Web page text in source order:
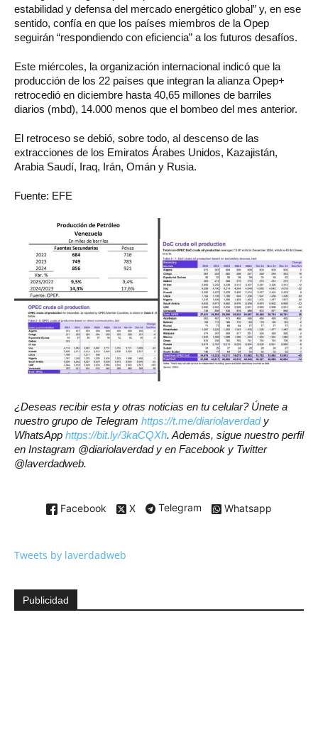
estabilidad y defensa del mercado energético global” y, en ese
sentido, confía en que los países miembros de la Opep
seguirán “respondiendo con eficiencia” a los futuros desafíos.
Este miércoles, la organización internacional indicó que la
producción de los 22 países que integran la alianza Opep+
retrocedió en diciembre hasta 40,65 millones de barriles
diarios (mbd), 14.000 menos que el bombeo del mes anterior.
El retroceso se debió, sobre todo, al descenso de las
extracciones de los Emiratos Árabes Unidos, Kazajistán,
Arabia Saudí, Iraq, Irán, Omán y Rusia.
Fuente: EFE
¿Deseas recibir esta y otras noticias en tu celular? Únete a
nuestro grupo de Telegram https://t.me/diariolaverdady
WhatsApp https://bit.ly/3kaCQXh. Además, sigue nuestro perfil
en Instagram @diariolaverdad y en Facebook y Twitter
@laverdadweb.
Facebook X Telegram Whatsapp
Tweets by laverdadweb
Publicidad